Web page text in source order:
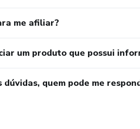
me afiliar?
um produto que possui
dúvidas, quem pode me